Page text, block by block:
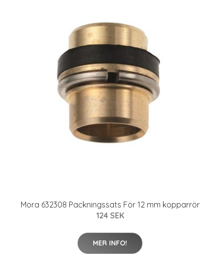
Mora 632308 Packningssats För 12 mm kopparrör
124 SEK
MER INFO!